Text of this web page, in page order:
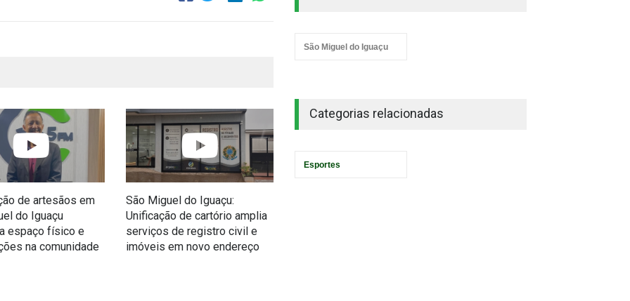
de artesãos em
do Iguaçu
espaço físico e
na comunidade
São Miguel do Iguaçu:
Unificação de cartório amplia
serviços de registro civil e
imóveis em novo endereço
São Miguel do Iguaçu
Categorias relacionadas
Esportes